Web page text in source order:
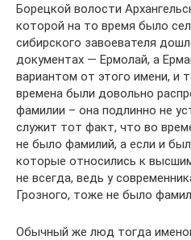
Борецкой волости
которой на то время было
сибирского завоевателя
документах — Ермолай, а
вариантом от этого имени, и
времена были довольно
фамилии – она подлинно не
служит тот факт, что во
не было фамилий, а если и
которые относились к
не всегда, ведь у
Грозного, тоже не было
Обычный же люд тогда